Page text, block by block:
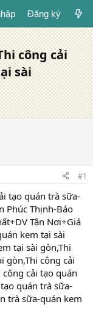
Đăng ký
công cải
sài
#1
tạo quán trà sữa-
Phúc Thịnh-Báo
Tận Nơi+Giá
kem tại sài
tại sài gòn,Thi
gòn,Thi công cải
cải tạo quán
quán trà sữa-
trà sữa-quán kem